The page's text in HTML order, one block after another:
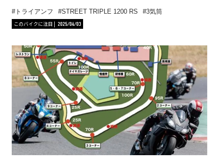
トライアンフ STREET TRIPLE 1200 RS
3気筒
このバイクに注目
2025/04/03